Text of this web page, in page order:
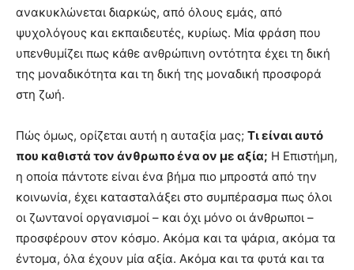
ανακυκλώνεται διαρκώς, από όλους εμάς, από
ψυχολόγους και εκπαιδευτές, κυρίως. Μία φράση που
υπενθυμίζει πως κάθε ανθρώπινη οντότητα έχει τη δική
της μοναδικότητα και τη δική της μοναδική προσφορά
στη ζωή.
Πώς όμως, ορίζεται αυτή η αυταξία μας; Τι είναι αυτό
που καθιστά τον άνθρωπο ένα ον με αξία; Η Επιστήμη,
η οποία πάντοτε είναι ένα βήμα πιο μπροστά από την
κοινωνία, έχει κατασταλάξει στο συμπέρασμα πως όλοι
οι ζωντανοί οργανισμοί – και όχι μόνο οι άνθρωποι –
προσφέρουν στον κόσμο. Ακόμα και τα ψάρια, ακόμα τα
έντομα, όλα έχουν μία αξία. Ακόμα και τα φυτά και τα